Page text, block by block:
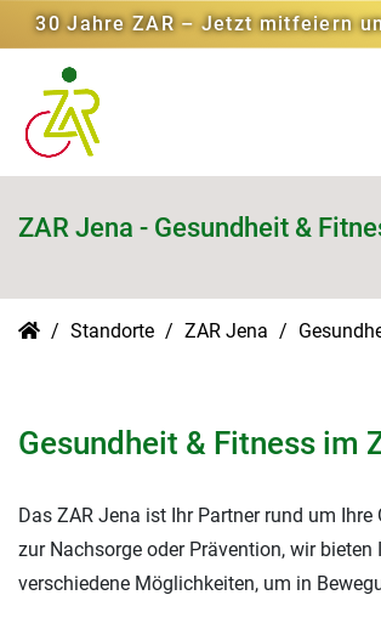
30 Jahre ZAR – Jetzt mitfeiern
ZAR Jena - Gesundheit &
Standorte ZAR Jena
Gesundheit & Fitness im
Das ZAR Jena ist Ihr Partner rund um Ihre
zur Nachsorge oder Prävention, wir bieten
verschiedene Möglichkeiten, um in